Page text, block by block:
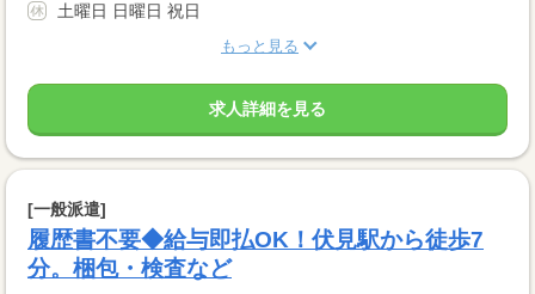
土曜日 日曜日 祝日
もっと見る
求人詳細を見る
[一般派遣]
履歴書不要◆給与即払OK！伏見駅から徒歩7
分。梱包・検査など